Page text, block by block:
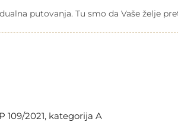
putovanja. Tu smo da Vaše želje
2021, kategorija A